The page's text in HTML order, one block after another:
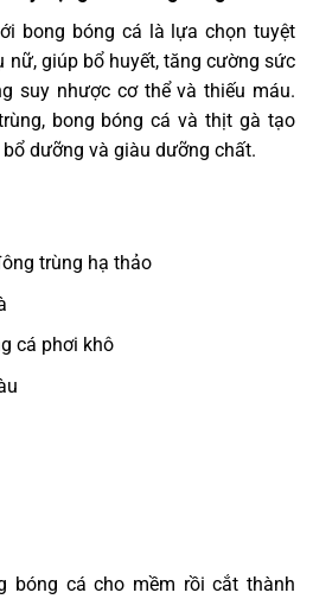
bong bóng cá là lựa chọn tuyệt
nữ, giúp bổ huyết, tăng cường sức
suy nhược cơ thể và thiếu máu.
bong bóng cá và thịt gà tạo
dưỡng và giàu dưỡng chất.
trùng hạ thảo
cá phơi khô
bóng cá cho mềm rồi cắt thành